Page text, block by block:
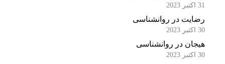
رضایت در روانشناسی
هیجان در روانشناسی